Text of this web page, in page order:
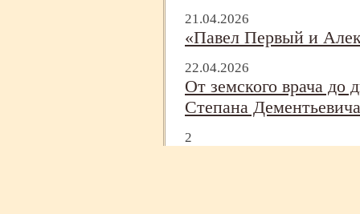
21.04.2026
«Павел Первый и
22.04.2026
От земского врача до
Степана
2